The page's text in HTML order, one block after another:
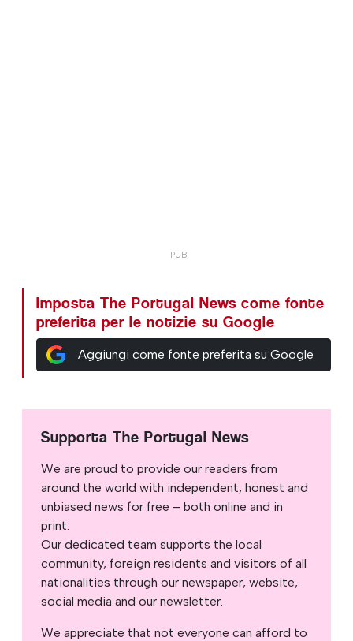
Imposta The Portugal News come fonte
preferita per le notizie su Google
Aggiungi come fonte preferita su Google
Supporta The Portugal News
We are proud to provide our readers from
around the world with independent, honest and
unbiased news for free – both online and in
print.
Our dedicated team supports the local
community, foreign residents and visitors of all
nationalities through our newspaper, website,
social media and our newsletter.
We appreciate that not everyone can afford to